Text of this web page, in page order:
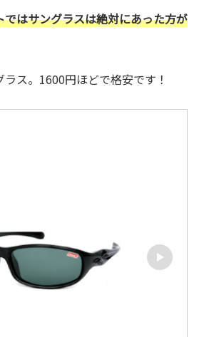
はサングラスは絶対にあった方が
ス。1600円ほどで格安です！